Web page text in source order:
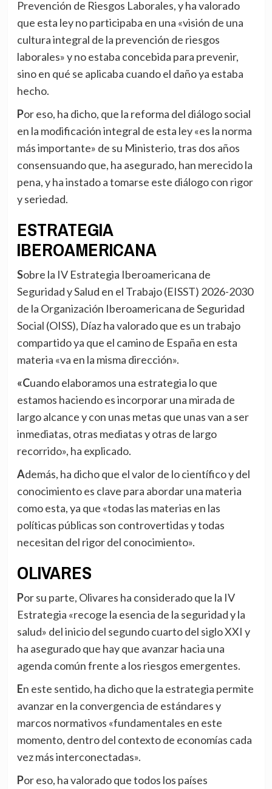
Prevención de Riesgos Laborales, y ha valorado
que esta ley no participaba en una «visión de una
cultura integral de la prevención de riesgos
laborales» y no estaba concebida para prevenir,
sino en qué se aplicaba cuando el daño ya estaba
hecho.
Por eso, ha dicho, que la reforma del diálogo social
en la modificación integral de esta ley «es la norma
más importante» de su Ministerio, tras dos años
consensuando que, ha asegurado, han merecido la
pena, y ha instado a tomarse este diálogo con rigor
y seriedad.
ESTRATEGIA
IBEROAMERICANA
Sobre la IV Estrategia Iberoamericana de
Seguridad y Salud en el Trabajo (EISST) 2026-2030
de la Organización Iberoamericana de Seguridad
Social (OISS), Díaz ha valorado que es un trabajo
compartido ya que el camino de España en esta
materia «va en la misma dirección».
«Cuando elaboramos una estrategia lo que
estamos haciendo es incorporar una mirada de
largo alcance y con unas metas que unas van a ser
inmediatas, otras mediatas y otras de largo
recorrido», ha explicado.
Además, ha dicho que el valor de lo científico y del
conocimiento es clave para abordar una materia
como esta, ya que «todas las materias en las
políticas públicas son controvertidas y todas
necesitan del rigor del conocimiento».
OLIVARES
Por su parte, Olivares ha considerado que la IV
Estrategia «recoge la esencia de la seguridad y la
salud» del inicio del segundo cuarto del siglo XXI y
ha asegurado que hay que avanzar hacia una
agenda común frente a los riesgos emergentes.
En este sentido, ha dicho que la estrategia permite
avanzar en la convergencia de estándares y
marcos normativos «fundamentales en este
momento, dentro del contexto de economías cada
vez más interconectadas».
Por eso, ha valorado que todos los países